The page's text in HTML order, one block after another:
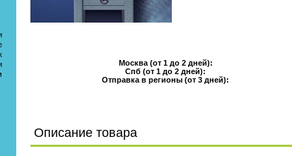
Москва (от 1 до 2 дней):
Спб (от 1 до 2 дней):
Отправка в регионы (от 3 дней):
Описание товара